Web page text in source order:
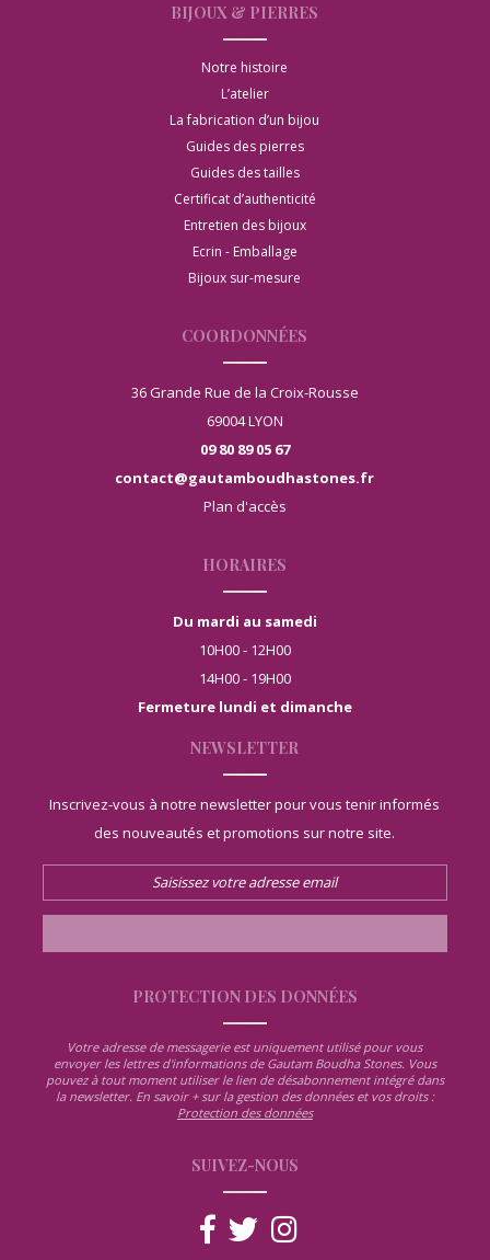
BIJOUX & PIERRES
Notre histoire
L’atelier
La fabrication d’un bijou
Guides des pierres
Guides des tailles
Certificat d’authenticité
Entretien des bijoux
Ecrin - Emballage
Bijoux sur-mesure
COORDONNÉES
36 Grande Rue de la Croix-Rousse
69004 LYON
09 80 89 05 67
contact@gautamboudhastones.fr
Plan d'accès
HORAIRES
Du mardi au samedi
10H00 - 12H00
14H00 - 19H00
Fermeture lundi et dimanche
NEWSLETTER
Inscrivez-vous à notre newsletter pour vous tenir informés
des nouveautés et promotions sur notre site.
PROTECTION DES DONNÉES
Votre adresse de messagerie est uniquement utilisé pour vous
envoyer les lettres d'informations de Gautam Boudha Stones. Vous
pouvez à tout moment utiliser le lien de désabonnement intégré dans
la newsletter. En savoir + sur la gestion des données et vos droits :
Protection des données
SUIVEZ-NOUS